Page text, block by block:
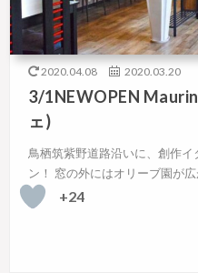
2020.04.08 2020.03.20
3/1NEWOPEN
ェ)
鳥栖筑紫野道路沿いに、創作
ン！ 窓の外にはオリーブ園が
+24